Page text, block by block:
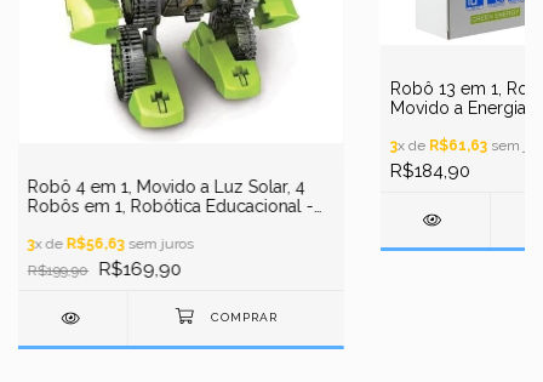
Robô 4 em 1, Movido a Luz Solar, 4
Robôs em 1, Robótica Educacional -
3x de R$56,63sem juros
R$199,90
R$169,90
Robô 13 em 1,
Movido a Energia
3x de R$61,63sem
R$184,90